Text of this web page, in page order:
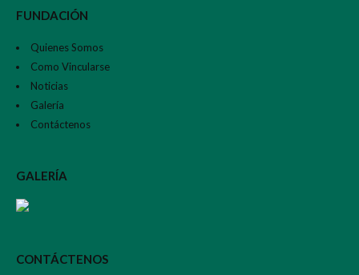
FUNDACIÓN
Quienes Somos
Como Vincularse
Noticias
Galería
Contáctenos
GALERÍA
CONTÁCTENOS